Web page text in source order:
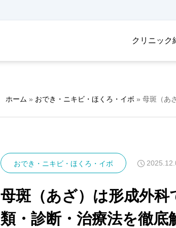
クリニック
ホーム » おでき・ニキビ・ほくろ・イボ » 母斑（あ
おでき・ニキビ・ほくろ・イボ
母斑（あざ）は形成外
類・診断・治療法を徹底